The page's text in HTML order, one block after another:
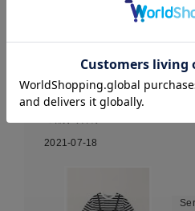
お気に入り商品
孫の為に買って送ったので、着
入ってくれるとは思います😊
2021-07-18